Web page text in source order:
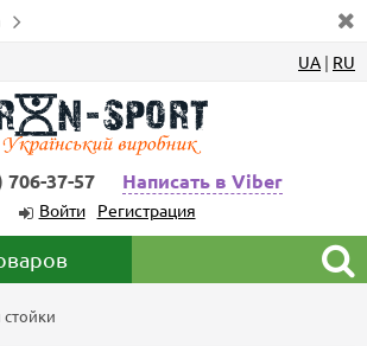
UA | RU
706-37-57 Написать в Viber
Войти Регистрация